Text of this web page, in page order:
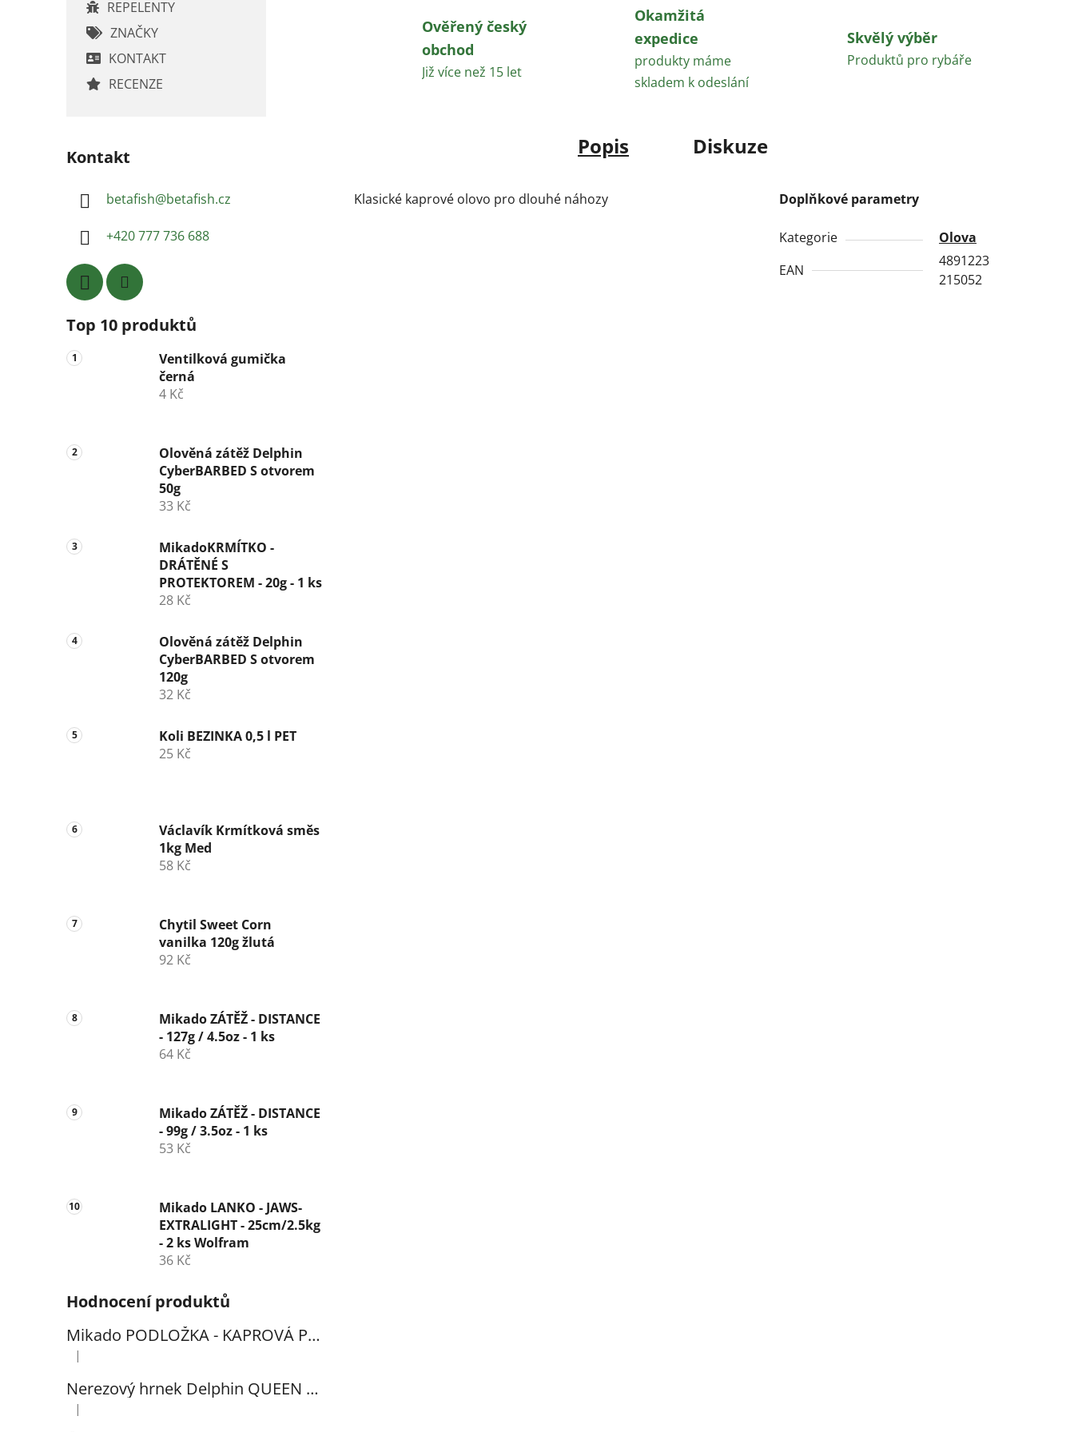
REPELENTY
ZNAČKY
KONTAKT
RECENZE
Kontakt
betafish@betafish.cz
+420 777 736 688
Top 10 produktů
Ventilková gumička
černá
4 Kč
Olověná zátěž Delphin
CyberBARBED S otvorem
50g
33 Kč
MikadoKRMÍTKO -
DRÁTĚNÉ S
PROTEKTOREM - 20g - 1 ks
28 Kč
Olověná zátěž Delphin
CyberBARBED S otvorem
120g
32 Kč
Koli BEZINKA 0,5 l PET
25 Kč
Václavík Krmítková směs
1kg Med
58 Kč
Chytil Sweet Corn
vanilka 120g žlutá
92 Kč
Mikado ZÁTĚŽ - DISTANCE
- 127g / 4.5oz - 1 ks
64 Kč
Mikado ZÁTĚŽ - DISTANCE
- 99g / 3.5oz - 1 ks
53 Kč
Mikado LANKO - JAWS-
EXTRALIGHT - 25cm/2.5kg
- 2 ks Wolfram
36 Kč
Hodnocení produktů
Mikado PODLOŽKA - KAPROVÁ PRO VYHÁČKOVÁNÍ S METREM - (102x60cm) - 1ks
Hodnocení produktu je 5 z 5 hvězdiček.
|
Nerezový hrnek Delphin QUEEN 300ml
Hodnocení produktu je 5 z 5 hvězdiček.
|
Ověřený český
obchod
Již více než 15 let
Okamžitá
expedice
produkty máme
skladem k odeslání
Skvělý výběr
Produktů pro rybáře
Popis Diskuze
Klasické kaprové olovo pro dlouhé náhozy Doplňkové parametry
Kategorie
Olova
EAN
4891223
215052